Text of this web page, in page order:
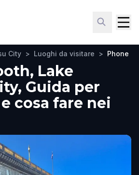
City > Luoghi da visitare > Phone
Lake
Guida per
cosa fare nei